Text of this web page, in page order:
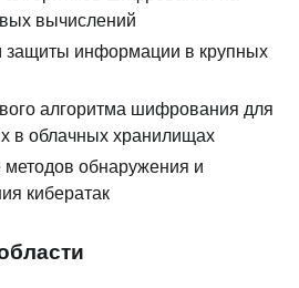
вычислений
защиты информации в крупных
алгоритма шифрования для
в облачных хранилищах
обнаружения и
кибератак